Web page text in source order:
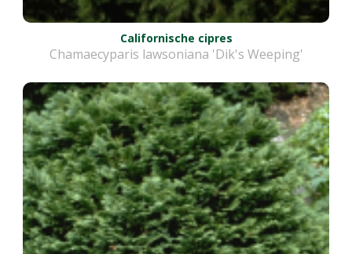
Californische cipres
Chamaecyparis lawsoniana 'Dik's Weeping'